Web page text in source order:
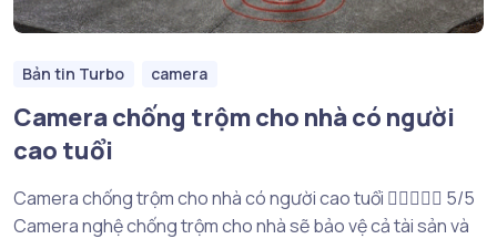
Bản tin Turbo camera
Camera chống trộm cho nhà có người
cao tuổi
Camera chống trộm cho nhà có người cao tuổi  5/5
Camera nghệ chống trộm cho nhà sẽ bảo vệ cả tài sản và